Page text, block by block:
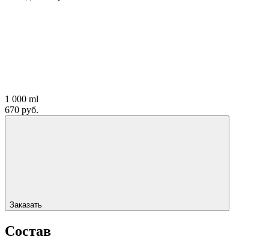
1 000 ml
670 руб.
Заказать
Состав